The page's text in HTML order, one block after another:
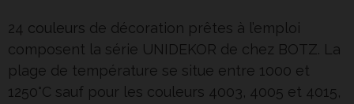
24 couleurs de décoration prêtes à l’emploi
composent la série UNIDEKOR de chez BOTZ. La
plage de température se situe entre 1000 et
1250°C sauf pour les couleurs 4003, 4005 et 4015,